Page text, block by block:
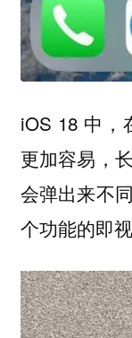
iOS 18 中
更加容易，
会弹出来不
个功能的即